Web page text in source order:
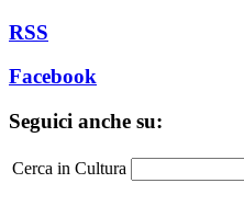
RSS
Facebook
Seguici anche su:
Cerca in Cultura